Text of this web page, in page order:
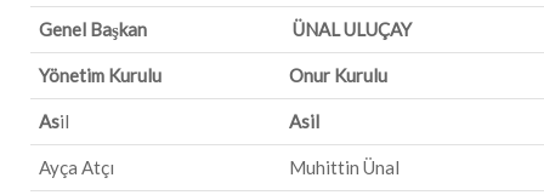
Genel Başkan ÜNAL ULUÇAY
Yönetim Kurulu Onur Kurulu
Asil Asil
Ayça Atçı Muhittin Ünal